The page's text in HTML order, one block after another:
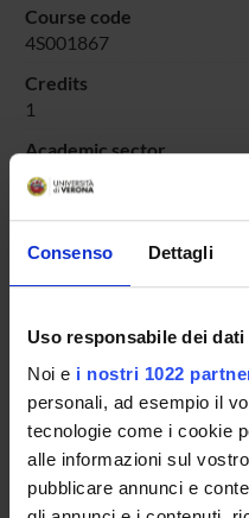
Consenso Dettagli
Uso responsabile dei dati
Noi e i nostri 1022
personali, ad esempio il
tecnologie come i cookie
alle informazioni sul
pubblicare annunci e
Course code
4S001867
Credits
1
Academic sector
MED/44 - MEDICINA DEL
Enrolment Procedures
Degree Programme
Courses
Notices
Governing bodies
Rete formativa